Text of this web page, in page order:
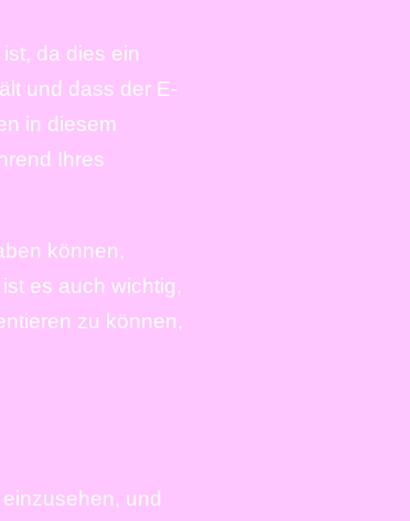
da dies ein
und dass der E-
in diesem
Ihres
können,
es auch wichtig,
zu können,
und